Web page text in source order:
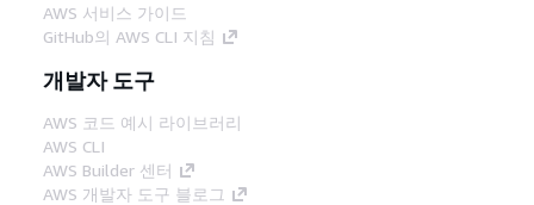
AWS 서비스 가이드
GitHub의 AWS CLI 지침
개발자 도구
AWS 코드 예시 라이브러리
AWS CLI
AWS Builder 센터
AWS 개발자 도구 블로그